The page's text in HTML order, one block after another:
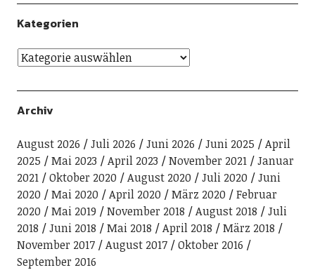
Kategorien
Archiv
August 2026 Juli 2026 Juni 2026 Juni 2025
April
2025
Mai 2023 April 2023 November 2021
Januar
2021
Oktober 2020 August 2020 Juli 2020
Juni
2020
Mai 2020 April 2020 März 2020
Februar
2020
Mai 2019 November 2018 August 2018
Juli
2018
Juni 2018 Mai 2018 April 2018
März 2018
November 2017
August 2017
Oktober 2016
September 2016